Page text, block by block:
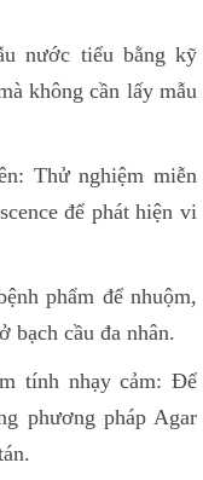
nước tiểu bằng kỹ
không cần lấy mẫu
Thử nghiệm miễn
để phát hiện vi
phẩm để nhuộm,
bạch cầu đa nhân.
tính nhạy cảm: Để
phương pháp Agar